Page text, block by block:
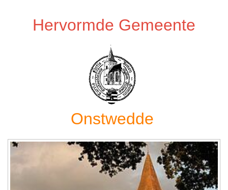
Hervormde Gemeente
Onstwedde